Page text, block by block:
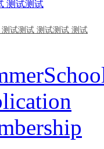
试测试 测试测试 测试